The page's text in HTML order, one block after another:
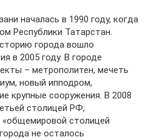
началась в 1990 году, когда
Республики Татарстан.
города вошло
в 2005 году. В городе
– метрополитен, мечеть
новый ипподром,
крупные сооружения. В 2008
столицей РФ,
«общемировой столицей
не осталось